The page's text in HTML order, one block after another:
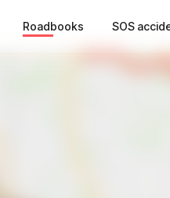
Roadbooks SOS